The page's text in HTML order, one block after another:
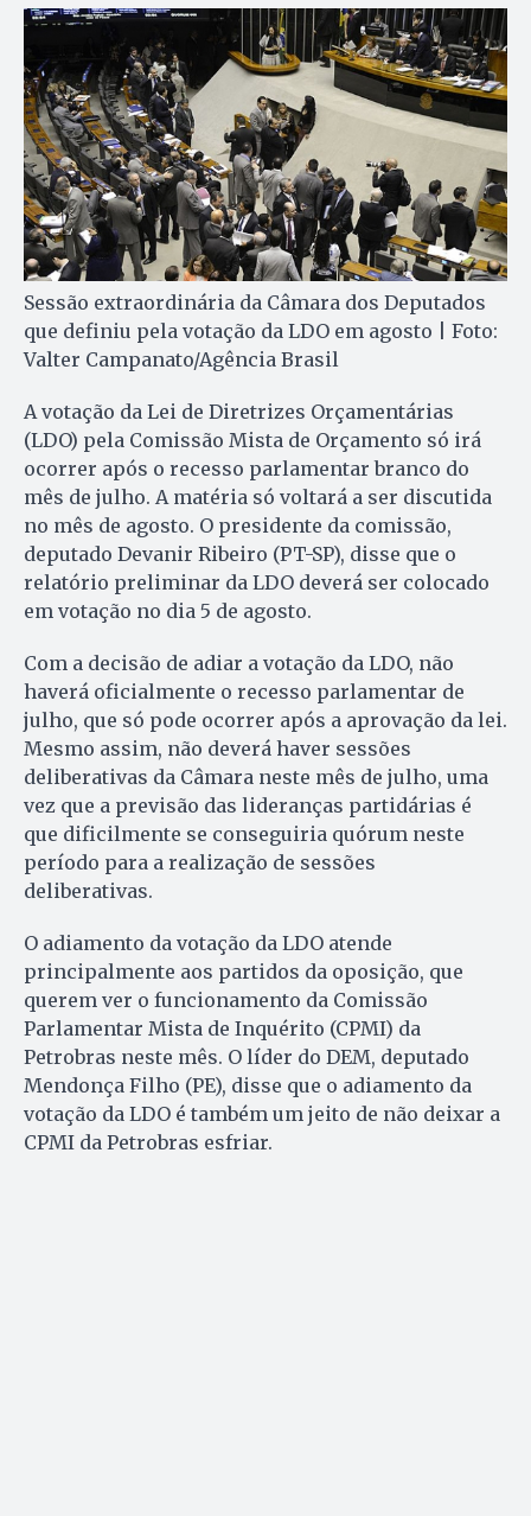
Sessão extraordinária da Câmara dos Deputados
que definiu pela votação da LDO em agosto | Foto:
Valter Campanato/Agência Brasil
A votação da Lei de Diretrizes Orçamentárias
(LDO) pela Comissão Mista de Orçamento só irá
ocorrer após o recesso parlamentar branco do
mês de julho. A matéria só voltará a ser discutida
no mês de agosto. O presidente da comissão,
deputado Devanir Ribeiro (PT-SP), disse que o
relatório preliminar da LDO deverá ser colocado
em votação no dia 5 de agosto.
Com a decisão de adiar a votação da LDO, não
haverá oficialmente o recesso parlamentar de
julho, que só pode ocorrer após a aprovação da lei.
Mesmo assim, não deverá haver sessões
deliberativas da Câmara neste mês de julho, uma
vez que a previsão das lideranças partidárias é
que dificilmente se conseguiria quórum neste
período para a realização de sessões
deliberativas.
O adiamento da votação da LDO atende
principalmente aos partidos da oposição, que
querem ver o funcionamento da Comissão
Parlamentar Mista de Inquérito (CPMI) da
Petrobras neste mês. O líder do DEM, deputado
Mendonça Filho (PE), disse que o adiamento da
votação da LDO é também um jeito de não deixar a
CPMI da Petrobras esfriar.